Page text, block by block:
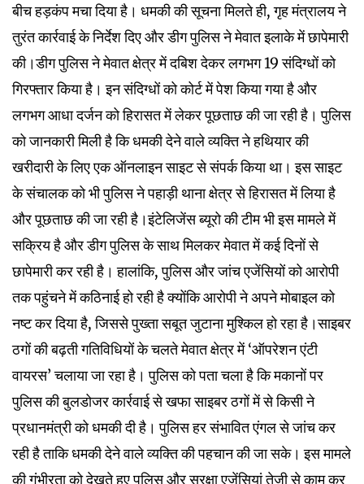
बीच हड़कंप मचा दिया है। धमकी की सूचना मिलते ही, गृह मंत्रालय ने
तुरंत कार्रवाई के निर्देश दिए और डीग पुलिस ने मेवात इलाके में छापेमारी
की।डीग पुलिस ने मेवात क्षेत्र में दबिश देकर लगभग 19 संदिग्धों को
गिरफ्तार किया है। इन संदिग्धों को कोर्ट में पेश किया गया है और
लगभग आधा दर्जन को हिरासत में लेकर पूछताछ की जा रही है। पुलिस
को जानकारी मिली है कि धमकी देने वाले व्यक्ति ने हथियार की
खरीदारी के लिए एक ऑनलाइन साइट से संपर्क किया था। इस साइट
के संचालक को भी पुलिस ने पहाड़ी थाना क्षेत्र से हिरासत में लिया है
और पूछताछ की जा रही है।इंटेलिजेंस ब्यूरो की टीम भी इस मामले में
सक्रिय है और डीग पुलिस के साथ मिलकर मेवात में कई दिनों से
छापेमारी कर रही है। हालांकि, पुलिस और जांच एजेंसियों को आरोपी
तक पहुंचने में कठिनाई हो रही है क्योंकि आरोपी ने अपने मोबाइल को
नष्ट कर दिया है, जिससे पुख्ता सबूत जुटाना मुश्किल हो रहा है।साइबर
ठगों की बढ़ती गतिविधियों के चलते मेवात क्षेत्र में ‘ऑपरेशन एंटी
वायरस’ चलाया जा रहा है। पुलिस को पता चला है कि मकानों पर
पुलिस की बुलडोजर कार्रवाई से खफा साइबर ठगों में से किसी ने
प्रधानमंत्री को धमकी दी है। पुलिस हर संभावित एंगल से जांच कर
रही है ताकि धमकी देने वाले व्यक्ति की पहचान की जा सके। इस मामले
की गंभीरता को देखते हुए पुलिस और सुरक्षा एजेंसियां तेजी से काम कर